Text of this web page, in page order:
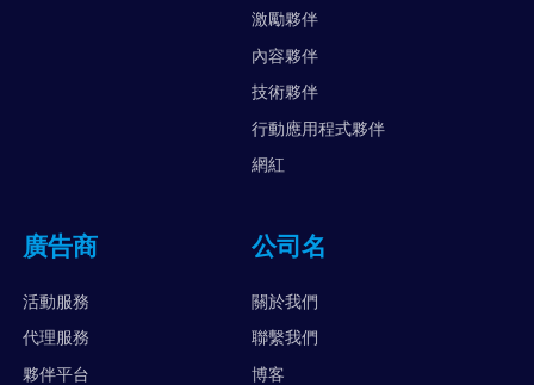
激勵夥伴
內容夥伴
技術夥伴
行動應用程式夥伴
網紅
廣告商
活動服務
代理服務
夥伴平台
公司名
關於我們
聯繫我們
博客